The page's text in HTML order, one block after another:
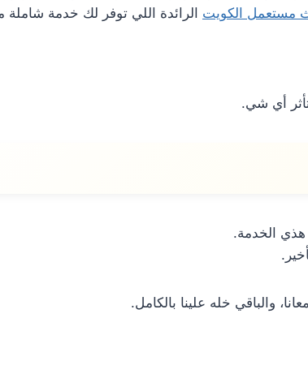
مستعمل الكويت الرائدة اللي توفر لك خدمة شاملة
أي شي.
هذي الخدمة.
والباقي خله علينا بالكامل.